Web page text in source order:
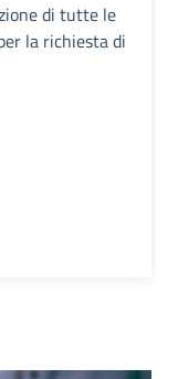
di tutte le
la richiesta di